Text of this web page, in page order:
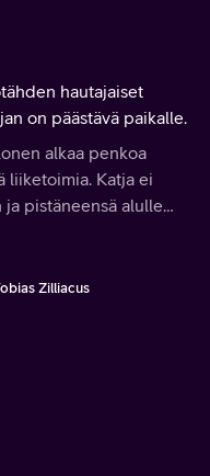
hautajaiset
on päästävä paikalle.
alkaa penkoa
liiketoimia. Katja ei
ja pistäneensä alulle
Zilliacus